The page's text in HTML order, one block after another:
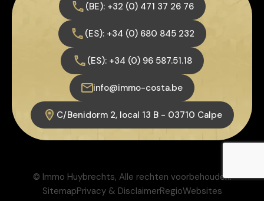
(BE): +32 (0) 471 37 26 76
(ES): +34 (0) 680 845 232
(ES): +34 (0) 96 587.51.18
info@immo-costa.be
C/Benidorm 2, local 13 B - 03710 Calpe
© Immo Huybrechts, Alle rechten voorbehouden.
SitemapPrivacy & DisclaimerRegioWebsites